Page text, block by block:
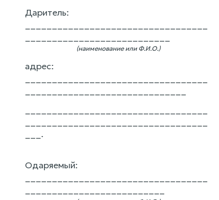
Даритель:
(наименование или Ф.И.О.)
адрес:
___.
Одаряемый: